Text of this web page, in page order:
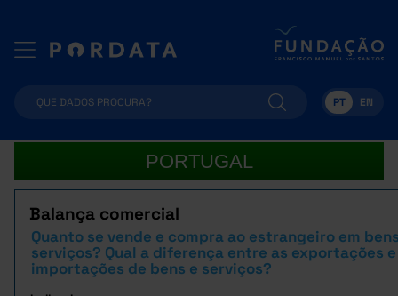
PT EN
PORTUGAL
Balança comercial
Quanto se vende e compra ao estrangeiro em
serviços? Qual a diferença entre as exportações
importações de bens e serviços?